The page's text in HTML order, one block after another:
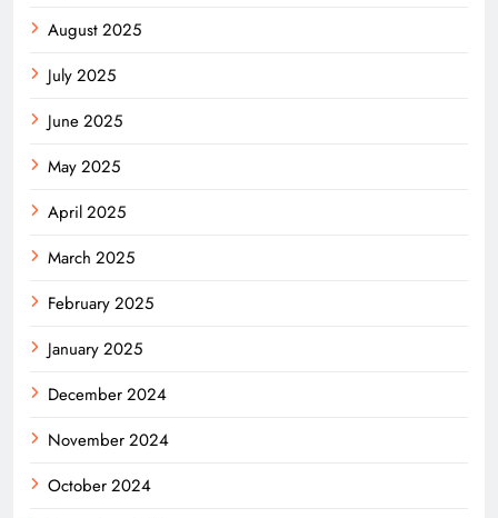
August 2025
July 2025
June 2025
May 2025
April 2025
March 2025
February 2025
January 2025
December 2024
November 2024
October 2024